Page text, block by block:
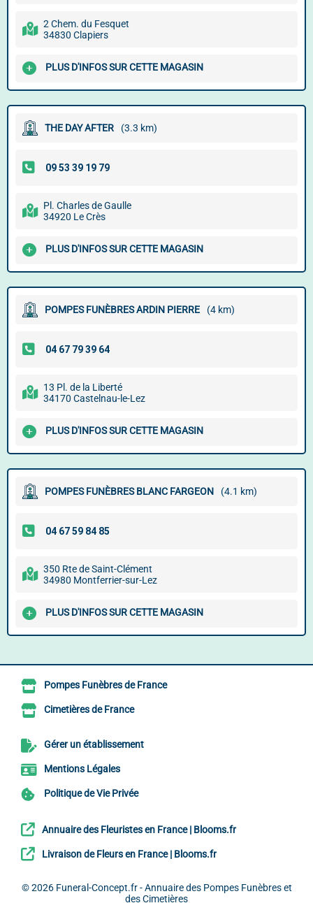
2 Chem. du Fesquet
34830 Clapiers
PLUS D'INFOS SUR CETTE MAGASIN
THE DAY AFTER (3.3 km)
Pl. Charles de Gaulle
34920 Le Crès
PLUS D'INFOS SUR CETTE MAGASIN
POMPES FUNÈBRES ARDIN PIERRE (4 km)
13 Pl. de la Liberté
34170 Castelnau-le-Lez
PLUS D'INFOS SUR CETTE MAGASIN
POMPES FUNÈBRES BLANC FARGEON (4.1 km)
350 Rte de Saint-Clément
34980 Montferrier-sur-Lez
PLUS D'INFOS SUR CETTE MAGASIN
Pompes Funèbres de France
Cimetières de France
Gérer un établissement
Mentions Légales
Politique de Vie Privée
Annuaire des Fleuristes en France | Blooms.fr
Livraison de Fleurs en France | Blooms.fr
© 2026 Funeral-Concept.fr - Annuaire des Pompes Funèbres et
des Cimetières